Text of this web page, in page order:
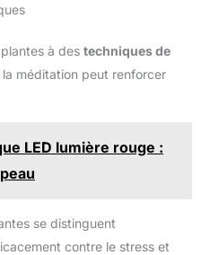
à des techniques de
méditation peut renforcer
LED lumière rouge :
se distinguent
contre le stress et